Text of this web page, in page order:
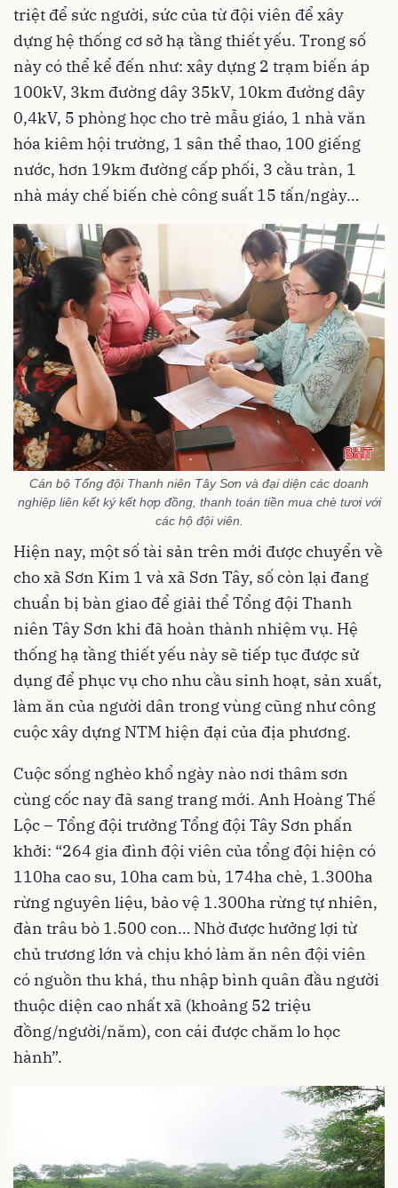
triệt để sức người, sức của từ đội viên để xây
dựng hệ thống cơ sở hạ tầng thiết yếu. Trong số
này có thể kể đến như: xây dựng 2 trạm biến áp
100kV, 3km đường dây 35kV, 10km đường dây
0,4kV, 5 phòng học cho trẻ mẫu giáo, 1 nhà văn
hóa kiêm hội trường, 1 sân thể thao, 100 giếng
nước, hơn 19km đường cấp phối, 3 cầu tràn, 1
nhà máy chế biến chè công suất 15 tấn/ngày…
Cán bộ Tổng đội Thanh niên Tây Sơn và đại diện các doanh
nghiệp liên kết ký kết hợp đồng, thanh toán tiền mua chè tươi với
các hộ đội viên.
Hiện nay, một số tài sản trên mới được chuyển về
cho xã Sơn Kim 1 và xã Sơn Tây, số còn lại đang
chuẩn bị bàn giao để giải thể Tổng đội Thanh
niên Tây Sơn khi đã hoàn thành nhiệm vụ. Hệ
thống hạ tầng thiết yếu này sẽ tiếp tục được sử
dụng để phục vụ cho nhu cầu sinh hoạt, sản xuất,
làm ăn của người dân trong vùng cũng như công
cuộc xây dựng NTM hiện đại của địa phương.
Cuộc sống nghèo khổ ngày nào nơi thâm sơn
cùng cốc nay đã sang trang mới. Anh Hoàng Thế
Lộc – Tổng đội trưởng Tổng đội Tây Sơn phấn
khởi: “264 gia đình đội viên của tổng đội hiện có
110ha cao su, 10ha cam bù, 174ha chè, 1.300ha
rừng nguyên liệu, bảo vệ 1.300ha rừng tự nhiên,
đàn trâu bò 1.500 con… Nhờ được hưởng lợi từ
chủ trương lớn và chịu khó làm ăn nên đội viên
có nguồn thu khá, thu nhập bình quân đầu người
thuộc diện cao nhất xã (khoảng 52 triệu
đồng/người/năm), con cái được chăm lo học
hành”.